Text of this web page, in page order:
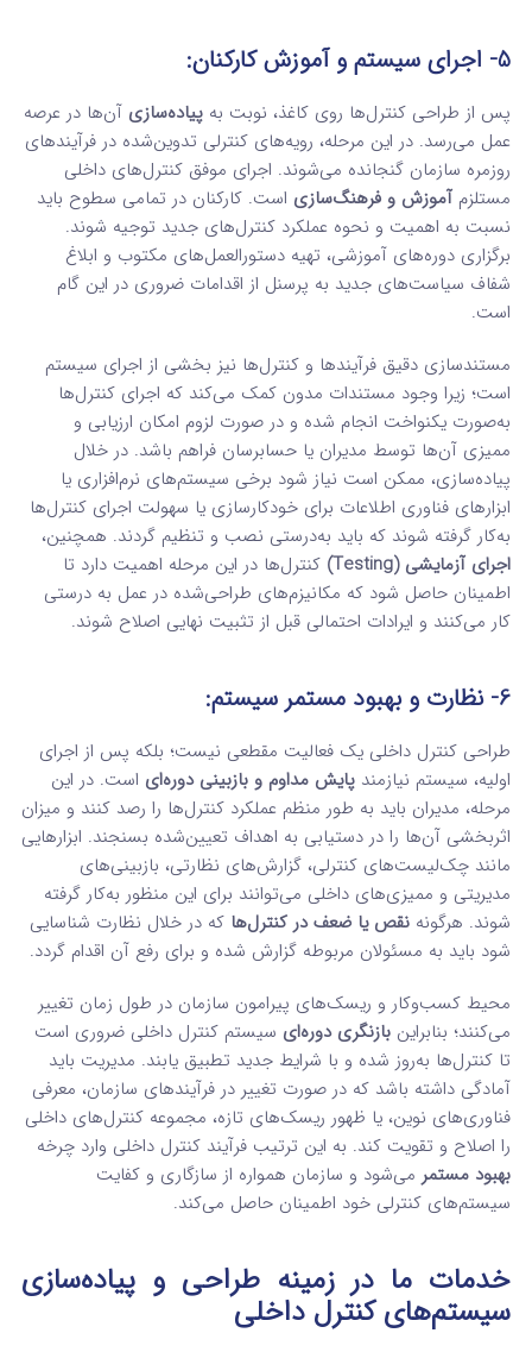
5- اجرای سیستم و آموزش کارکنان:
پس از طراحی کنترل‌ها روی کاغذ، نوبت به پیاده‌سازی آن‌ها در عرصه
عمل می‌رسد. در این مرحله، رویه‌های کنترلی تدوین‌شده در فرآیندهای
روزمره سازمان گنجانده می‌شوند. اجرای موفق کنترل‌های داخلی
مستلزم آموزش و فرهنگ‌سازی است. کارکنان در تمامی سطوح باید
نسبت به اهمیت و نحوه عملکرد کنترل‌های جدید توجیه شوند.
برگزاری دوره‌های آموزشی، تهیه دستورالعمل‌های مکتوب و ابلاغ
شفاف سیاست‌های جدید به پرسنل از اقدامات ضروری در این گام
است.
مستندسازی دقیق فرآیندها و کنترل‌ها نیز بخشی از اجرای سیستم
است؛ زیرا وجود مستندات مدون کمک می‌کند که اجرای کنترل‌ها
به‌صورت یکنواخت انجام شده و در صورت لزوم امکان ارزیابی و
ممیزی آن‌ها توسط مدیران یا حسابرسان فراهم باشد. در خلال
پیاده‌سازی، ممکن است نیاز شود برخی سیستم‌های نرم‌افزاری یا
ابزارهای فناوری اطلاعات برای خودکارسازی یا سهولت اجرای کنترل‌ها
به‌کار گرفته شوند که باید به‌درستی نصب و تنظیم گردند. همچنین،
اجرای آزمایشی (Testing)
کنترل‌ها در این مرحله اهمیت دارد تا
اطمینان حاصل شود که مکانیزم‌های طراحی‌شده در عمل به درستی
کار می‌کنند و ایرادات احتمالی قبل از تثبیت نهایی اصلاح شوند.
6- نظارت و بهبود مستمر سیستم:
طراحی کنترل داخلی یک فعالیت مقطعی نیست؛ بلکه پس از اجرای
اولیه، سیستم نیازمند پایش مداوم و بازبینی دوره‌ای است. در این
مرحله، مدیران باید به طور منظم عملکرد کنترل‌ها را رصد کنند و میزان
اثربخشی آن‌ها را در دستیابی به اهداف تعیین‌شده بسنجند. ابزارهایی
مانند چک‌لیست‌های کنترلی، گزارش‌های نظارتی، بازبینی‌های
مدیریتی و ممیزی‌های داخلی می‌توانند برای این منظور به‌کار گرفته
شوند. هرگونه نقص یا ضعف در کنترل‌ها که در خلال نظارت شناسایی
شود باید به مسئولان مربوطه گزارش شده و برای رفع آن اقدام گردد.
محیط کسب‌وکار و ریسک‌های پیرامون سازمان در طول زمان تغییر
می‌کنند؛ بنابراین بازنگری دوره‌ای سیستم کنترل داخلی ضروری است
تا کنترل‌ها به‌روز شده و با شرایط جدید تطبیق یابند. مدیریت باید
آمادگی داشته باشد که در صورت تغییر در فرآیندهای سازمان، معرفی
فناوری‌های نوین، یا ظهور ریسک‌های تازه، مجموعه کنترل‌های داخلی
را اصلاح و تقویت کند. به این ترتیب فرآیند کنترل داخلی وارد چرخه
بهبود مستمرمی‌شود و سازمان همواره از سازگاری و کفایت
سیستم‌های کنترلی خود اطمینان حاصل می‌کند.
خدمات ما در زمینه طراحی و پیاده‌سازی
سیستم‌های کنترل داخلی